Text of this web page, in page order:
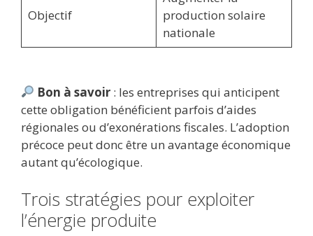
Objectif
production solaire
nationale
Bon à savoir : les entreprises qui anticipent
cette obligation bénéficient parfois d’aides
régionales ou d’exonérations fiscales. L’adoption
précoce peut donc être un avantage économique
autant qu’écologique.
Trois stratégies pour exploiter
l’énergie produite